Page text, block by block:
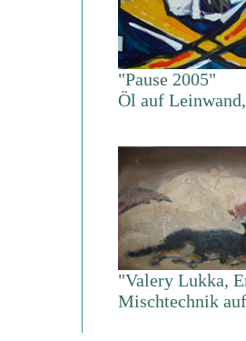
"Pause 2005"
Öl auf
"Valery Lukka,
Mischtechnik